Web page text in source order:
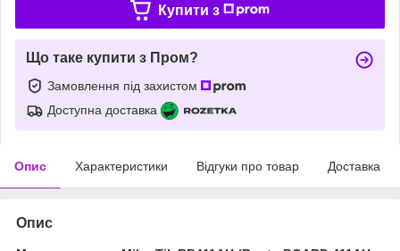
Купити з
Що таке купити з Пром?
Замовлення під захистом
Доступна доставка
Опис Характеристики Відгуки про товар Доставка
Опис